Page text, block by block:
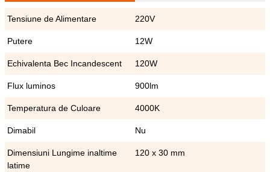
Tensiune de Alimentare 220V
Putere 12W
Echivalenta Bec Incandescent 120W
Flux luminos 900lm
Temperatura de Culoare 4000K
Dimabil Nu
Dimensiuni Lungime inaltime
latime
120 x 30 mm